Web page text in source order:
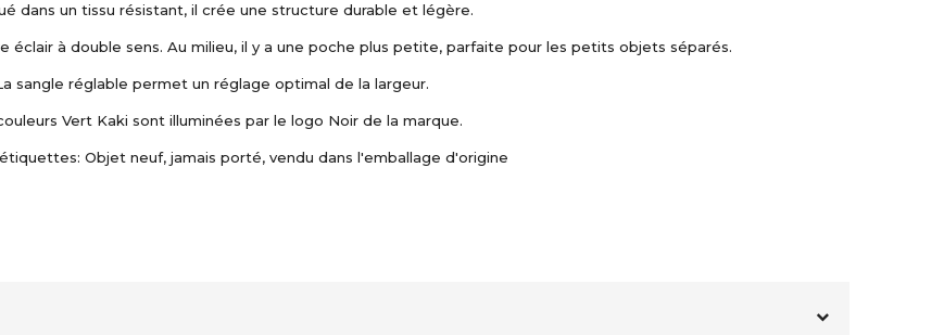
dans un tissu résistant, il crée une structure durable et légère.
éclair à double sens. Au milieu, il y a une poche plus petite, parfaite pour les petits objets séparés.
sangle réglable permet un réglage optimal de la largeur.
Vert Kaki sont illuminées par le logo Noir de la marque.
Objet neuf, jamais porté, vendu dans l'emballage d'origine